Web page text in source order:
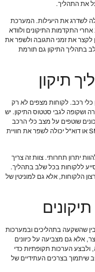
את התהליך.
לשדרג את היעילות. המערכת
התקדמות התיקונים ולוודא
לקצר את זמני התגובה ולשפר את
בתהליך התיקון גם תורמת
תיקון
כלי רכב. לקוחות מצפים לא רק
ושקופה לגבי סטטוס התיקון. יש
שוטפים על מצב כלי הרכב
שלהם. מערכת טכנולוגית המשלבת הודעות SMS או דוא"ל יכולה לשפר את חוויית
יתרון תחרותי. צוות זה צריך
ללקוחות בכל שלב בתהליך.
הלקוחות, אלא גם למוניטין של
שהשקעה בתהליכים ובמערכות
אלא גם מצביעה על כיוונים
ולבצע הערכות תקופתיות כדי
שיתמוך בצרכים העתידיים של